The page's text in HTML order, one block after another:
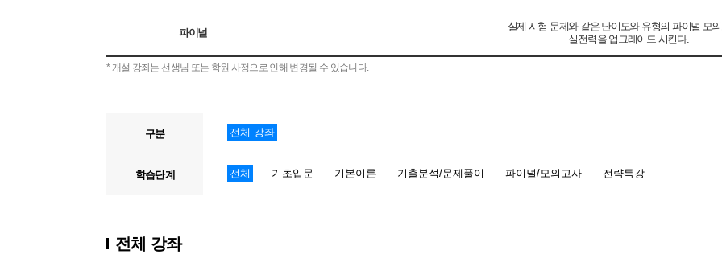
파이널
실제 시험 문제와 같은 난이도와 유형의 파이널 모
실전력을 업그레이드 시킨다.
* 개설 강좌는 선생님 또는 학원 사정으로 인해 변경될 수 있습니다.
구분 전체 강좌
학습단계 전체 기초입문 기본이론 기출분석/문제풀이 파이널/모의고사 전략특강
전체 강좌